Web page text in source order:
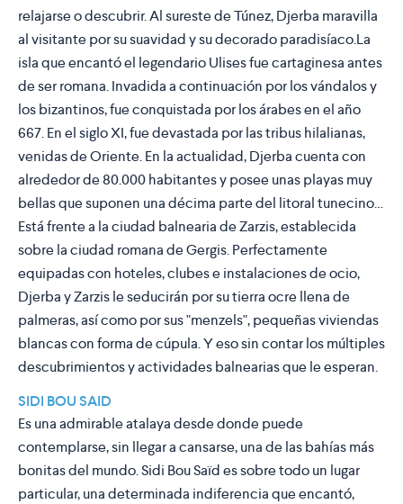
relajarse o descubrir. Al sureste de Túnez, Djerba maravilla
al visitante por su suavidad y su decorado paradisíaco.La
isla que encantó el legendario Ulises fue cartaginesa antes
de ser romana. Invadida a continuación por los vándalos y
los bizantinos, fue conquistada por los árabes en el año
667. En el siglo XI, fue devastada por las tribus hilalianas,
venidas de Oriente. En la actualidad, Djerba cuenta con
alrededor de 80.000 habitantes y posee unas playas muy
bellas que suponen una décima parte del litoral tunecino…
Está frente a la ciudad balnearia de Zarzis, establecida
sobre la ciudad romana de Gergis. Perfectamente
equipadas con hoteles, clubes e instalaciones de ocio,
Djerba y Zarzis le seducirán por su tierra ocre llena de
palmeras, así como por sus "menzels", pequeñas viviendas
blancas con forma de cúpula. Y eso sin contar los múltiples
descubrimientos y actividades balnearias que le esperan.
SIDI BOU SAID
Es una admirable atalaya desde donde puede
contemplarse, sin llegar a cansarse, una de las bahías más
bonitas del mundo. Sidi Bou Saïd es sobre todo un lugar
particular, una determinada indiferencia que encantó,